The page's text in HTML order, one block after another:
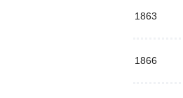
1863
1866